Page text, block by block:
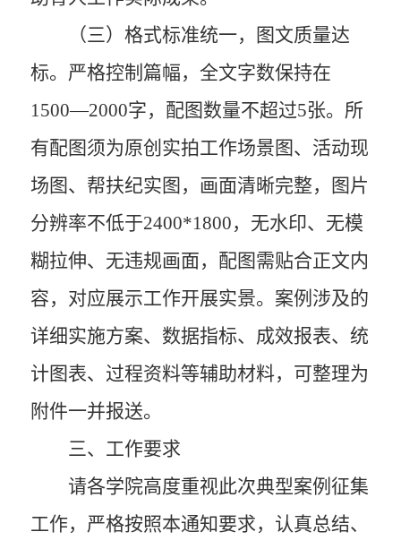
（三）格式标准统一，图文质量达
标。 严格控制篇幅，全文字数保持在
1500—2000字，配图数量不超过5张。所
有配图须为原创实拍工作场景图、活动现
场图、帮扶纪实图，画面清晰完整，图片
分辨率不低于2400*1800，无水印、无模
糊拉伸、无违规画面，配图需贴合正文内
容，对应展示工作开展实景。案例涉及的
详细实施方案、数据指标、成效报表、统
计图表、过程资料等辅助材料，可整理为
附件一并报送。
三、工作要求
请各学院高度重视此次典型案例征集
工作，严格按照本通知要求，认真总结、